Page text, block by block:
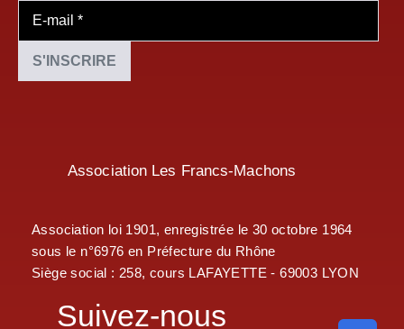
Association Les Francs-Machons
Association loi 1901, enregistrée le 30 octobre 1964
sous le n°6976 en Préfecture du Rhône
Siège social : 258, cours LAFAYETTE - 69003 LYON
Suivez-nous